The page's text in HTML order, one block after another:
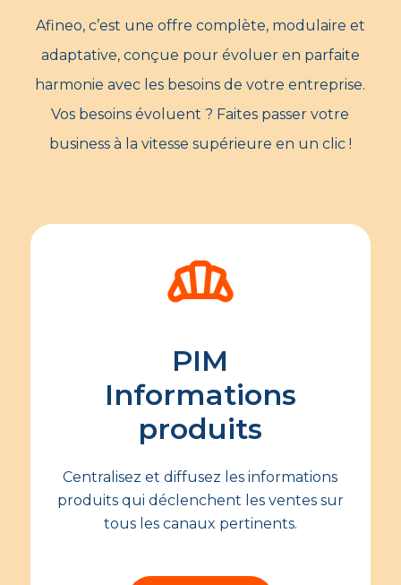
Afineo, c’est une offre complète, modulaire et
adaptative, conçue pour évoluer en parfaite
harmonie avec les besoins de votre entreprise.
Vos besoins évoluent ? Faites passer votre
business à la vitesse supérieure en un clic !
PIM
Informations
produits
Centralisez et diffusez les informations
produits qui déclenchent les ventes sur
tous les canaux pertinents.